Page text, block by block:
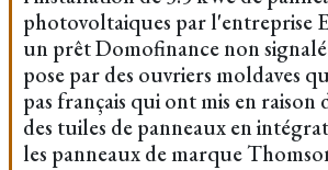
photovoltaiques par l'entreprise
un prêt Domofinance non
pose par des ouvriers moldaves
pas français qui ont mis en raison
des tuiles de panneaux en
les panneaux de marque